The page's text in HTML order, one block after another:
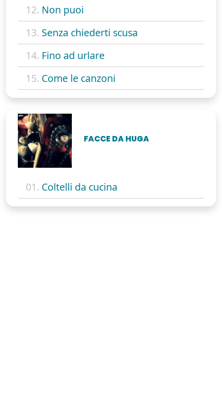
12. Non puoi
13. Senza chiederti scusa
14. Fino ad urlare
15. Come le canzoni
FACCE DA HUGA
01. Coltelli da cucina